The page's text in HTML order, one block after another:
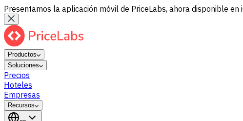
Presentamos la aplicación móvil de PriceLabs, ahora disponible en
Productos
Soluciones
Precios
Hoteles
Empresas
Recursos